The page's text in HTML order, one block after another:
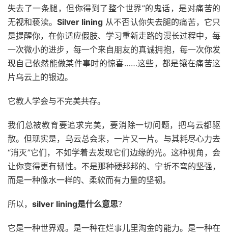
失去了一条腿，但你得到了整个世界”的鬼话，是对痛苦的
无视和亵渎。 Silver lining 从不否认你失去腿的痛苦，它只
是提醒你，在你适应假肢、学习重新走路的漫长过程中，每
一次微小的进步，每一个来自朋友的真诚拥抱，每一次你发
现自己依然能做某件事时的惊喜……这些，都是镶在痛苦这
片乌云上的银边。
它教人学会与不完美共存。
我们总被教育要追求完美，要消除一切问题，把乌云都驱
散。但现实是，乌云总会来，一片又一片。与其耗尽心力去
“消灭”它们，不如学着去发现它们边缘的光。这种视角，会
让你变得更有韧性。不是那种硬邦邦的、宁折不弯的坚强，
而是一种像水一样的、柔软而有力量的坚韧。
所以， silver lining是什么意思？
它是一种世界观。是一种在烂事儿里淘金的能力。是一种在